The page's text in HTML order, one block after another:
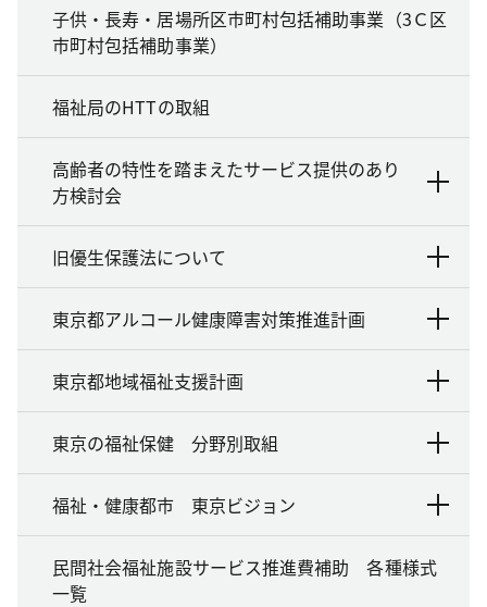
子供・長寿・居場所区市町村包括補助事業（3Ｃ区
市町村包括補助事業）
福祉局のHTTの取組
高齢者の特性を踏まえたサービス提供のあり
方検討会
旧優生保護法について
東京都アルコール健康障害対策推進計画
東京都地域福祉支援計画
東京の福祉保健 分野別取組
福祉・健康都市 東京ビジョン
民間社会福祉施設サービス推進費補助 各種様式
一覧